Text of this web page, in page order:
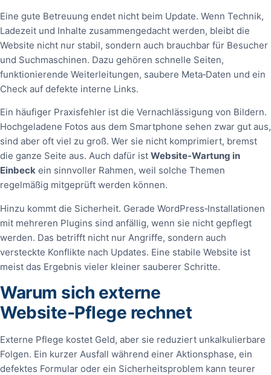
Eine gute Betreuung endet nicht beim Update. Wenn Technik,
Ladezeit und Inhalte zusammengedacht werden, bleibt die
Website nicht nur stabil, sondern auch brauchbar für Besucher
und Suchmaschinen. Dazu gehören schnelle Seiten,
funktionierende Weiterleitungen, saubere Meta‑Daten und ein
Check auf defekte interne Links.
Ein häufiger Praxisfehler ist die Vernachlässigung von Bildern.
Hochgeladene Fotos aus dem Smartphone sehen zwar gut aus,
sind aber oft viel zu groß. Wer sie nicht komprimiert, bremst
die ganze Seite aus. Auch dafür ist Website‑Wartung in
Einbeck ein sinnvoller Rahmen, weil solche Themen
regelmäßig mitgeprüft werden können.
Hinzu kommt die Sicherheit. Gerade WordPress‑Installationen
mit mehreren Plugins sind anfällig, wenn sie nicht gepflegt
werden. Das betrifft nicht nur Angriffe, sondern auch
versteckte Konflikte nach Updates. Eine stabile Website ist
meist das Ergebnis vieler kleiner sauberer Schritte.
Warum sich externe
Website‑Pflege rechnet
Externe Pflege kostet Geld, aber sie reduziert unkalkulierbare
Folgen. Ein kurzer Ausfall während einer Aktionsphase, ein
defektes Formular oder ein Sicherheitsproblem kann teurer